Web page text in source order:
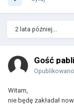
2 lata później...
Gość
Opublikowano
Witam,
nie będę zakładał